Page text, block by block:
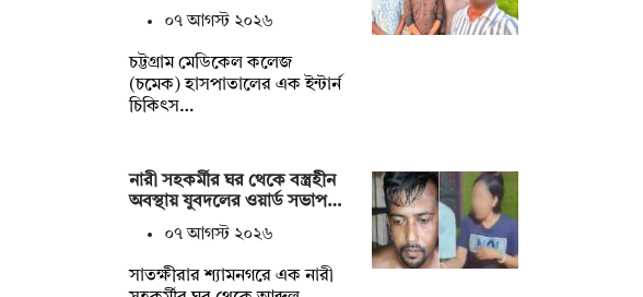
০৭ আগস্ট ২০২৬
চট্টগ্রাম মেডিকেল কলেজ
(চমেক) হাসপাতালের এক ইন্টার্ন
চিকিৎস…
নারী সহকর্মীর ঘর থেকে বস্ত্রহীন
অবস্থায় যুবদলের ওয়ার্ড সভাপ…
০৭ আগস্ট ২০২৬
সাতক্ষীরার শ্যামনগরে এক নারী